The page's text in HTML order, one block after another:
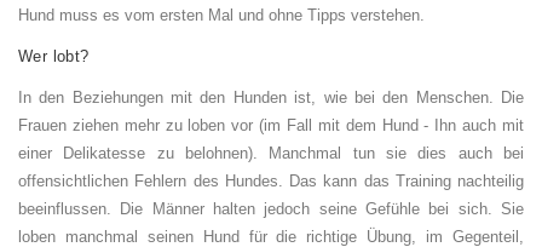
Hund muss es vom ersten Mal und ohne Tipps verstehen.
Wer lobt?
In den Beziehungen mit den Hunden ist, wie bei den Menschen. Die
Frauen ziehen mehr zu loben vor (im Fall mit dem Hund - Ihn auch mit
einer Delikatesse zu belohnen). Manchmal tun sie dies auch bei
offensichtlichen Fehlern des Hundes. Das kann das Training nachteilig
beeinflussen. Die Männer halten jedoch seine Gefühle bei sich. Sie
loben manchmal seinen Hund für die richtige Übung, im Gegenteil,